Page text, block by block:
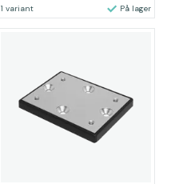
1 variant På lager